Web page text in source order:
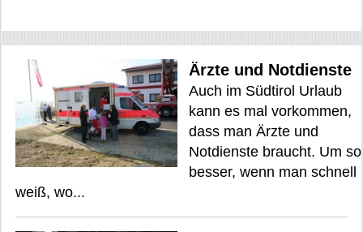
Ärzte und Notdienste
Auch im Südtirol Urlaub
kann es mal vorkommen,
dass man Ärzte und
Notdienste braucht. Um so
besser, wenn man schnell
weiß, wo...